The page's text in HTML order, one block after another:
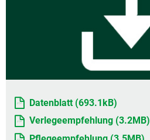
Datenblatt (693.1kB)
Verlegeempfehlung (3.2MB)